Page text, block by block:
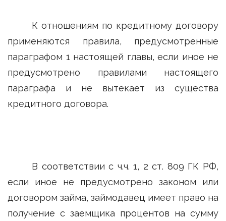
К отношениям по кредитному договору
применяются правила, предусмотренные
параграфом 1 настоящей главы, если иное не
предусмотрено правилами настоящего
параграфа и не вытекает из существа
кредитного договора.
В соответствии с ч.ч. 1, 2 ст. 809 ГК РФ,
если иное не предусмотрено законом или
договором займа, займодавец имеет право на
получение с заемщика процентов на сумму